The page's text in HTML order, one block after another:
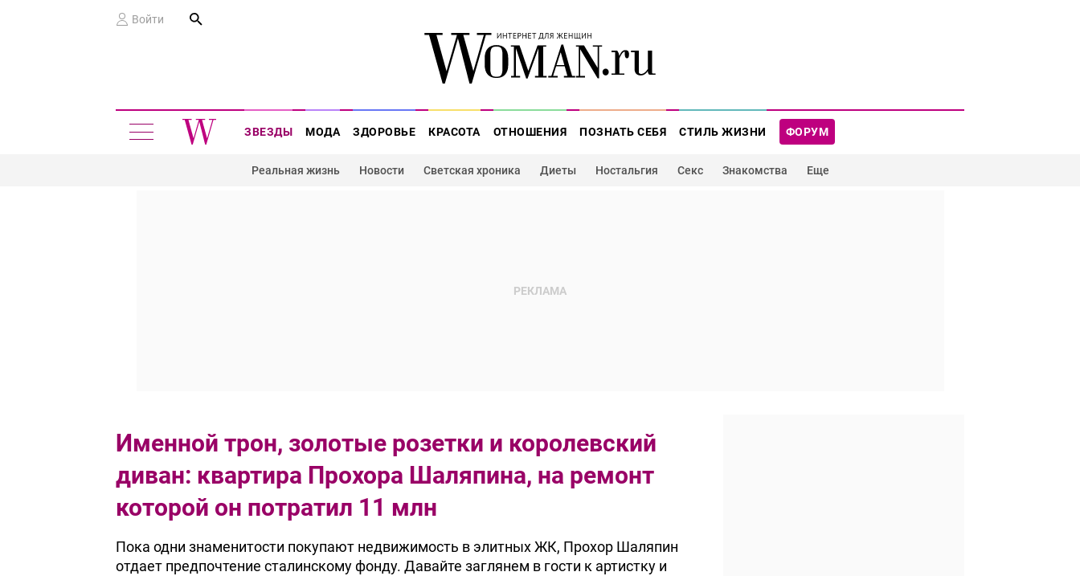
Войти
ФОРУМ
ЗВЕЗДЫ МОДА ЗДОРОВЬЕ КРАСОТА ОТНОШЕНИЯ ПОЗНАТЬ СЕБЯ СТИЛЬ ЖИЗНИ
Реальная жизнь Новости Светская хроника Диеты Ностальгия Секс Знакомства Еще
Именной трон, золотые розетки и королевский
диван: квартира Прохора Шаляпина, на ремонт
которой он потратил 11 млн
Пока одни знаменитости покупают недвижимость в элитных ЖК, Прохор Шаляпин
отдает предпочтение сталинскому фонду. Давайте заглянем в гости к артистку и